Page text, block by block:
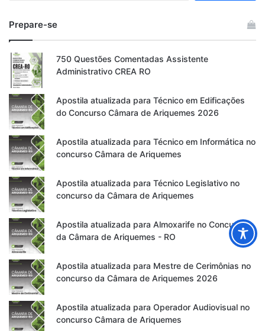
Prepare-se
750 Questões Comentadas Assistente
Administrativo CREA RO
Apostila atualizada para Técnico em Edificações
do Concurso Câmara de Ariquemes 2026
Apostila atualizada para Técnico em Informática no
concurso Câmara de Ariquemes
Apostila atualizada para Técnico Legislativo no
concurso da Câmara de Ariquemes
Apostila atualizada para Almoxarife no Concurso
da Câmara de Ariquemes - RO
Apostila atualizada para Mestre de Cerimônias no
concurso da Câmara de Ariquemes 2026
Apostila atualizada para Operador Audiovisual no
concurso Câmara de Ariquemes